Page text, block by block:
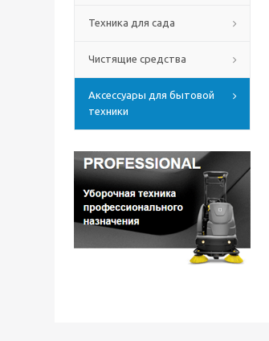
Техника для сада
Чистящие средства
Аксессуары для бытовой
техники